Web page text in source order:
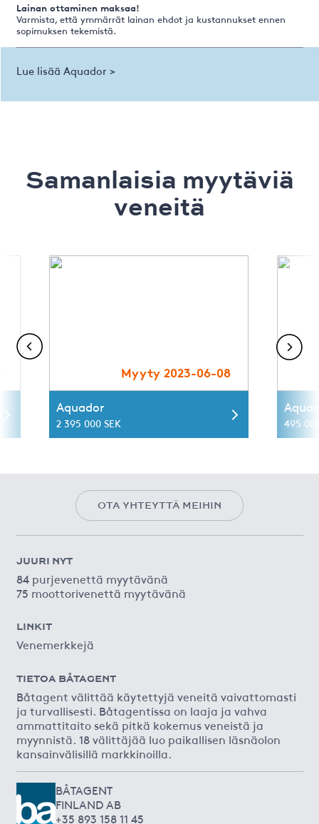
Lainan ottaminen maksaa!
Varmista, että ymmärrät lainan ehdot ja kustannukset ennen
sopimuksen tekemistä.
Lue lisää Aquador >
Samanlaisia ​​myytäviä
veneitä
Myyty 2023-06-08
Aquador
2 395 000 SEK 495
OTA YHTEYTTÄ MEIHIN
JUURI NYT
84 purjevenettä myytävänä
75 moottorivenettä myytävänä
LINKIT
Venemerkkejä
TIETOA BÅTAGENT
Båtagent välittää käytettyjä veneitä vaivattomasti
ja turvallisesti. Båtagentissa on laaja ja vahva
ammattitaito sekä pitkä kokemus veneistä ja
myynnistä. 18 välittäjää luo paikallisen läsnäolon
kansainvälisillä markkinoilla.
BÅTAGENT
FINLAND AB
+35 893 158 11 45